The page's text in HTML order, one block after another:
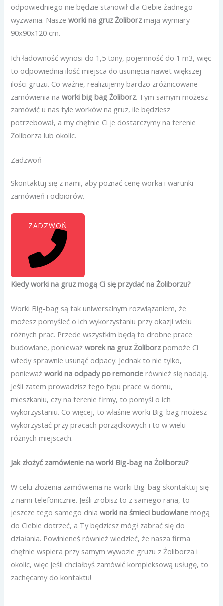
odpowiedniego nie będzie stanowił dla Ciebie żadnego
wyzwania. Naszeworki na gruz Żoliborzmają wymiary
90x90x120 cm.
Ich ładowność wynosi do 1,5 tony, pojemność do 1 m3, więc
to odpowiednia ilość miejsca do usunięcia nawet większej
ilości gruzu. Co ważne, realizujemy bardzo zróżnicowane
zamówienia naworki big bag Żoliborz. Tym samym możesz
zamówić u nas tyle worków na gruz, ile będziesz
potrzebował, a my chętnie Ci je dostarczymy na terenie
Żoliborza lub okolic.
Zadzwoń
Skontaktuj się z nami, aby poznać cenę worka i warunki
zamówień i odbiorów.
ZADZWOŃ
Kiedy worki na gruz mogą Ci się przydać na Żoliborzu?
Worki Big-bag są tak uniwersalnym rozwiązaniem, że
możesz pomyśleć o ich wykorzystaniu przy okazji wielu
różnych prac. Przede wszystkim będą to drobne prace
budowlane, ponieważworek na gruz Żoliborzpomoże Ci
wtedy sprawnie usunąć odpady. Jednak to nie tylko,
ponieważworki na odpady po remoncierównież się nadają.
Jeśli zatem prowadzisz tego typu prace w domu,
mieszkaniu, czy na terenie firmy, to pomyśl o ich
wykorzystaniu. Co więcej, to właśnie worki Big-bag możesz
wykorzystać przy pracach porządkowych i to w wielu
różnych miejscach.
Jak złożyć zamówienie na worki Big-bag na Żoliborzu?
W celu złożenia zamówienia na worki Big-bag skontaktuj się
z nami telefonicznie. Jeśli zrobisz to z samego rana, to
jeszcze tego samego dniaworki na śmieci budowlanemogą
do Ciebie dotrzeć, a Ty będziesz mógł zabrać się do
działania. Powinieneś również wiedzieć, że nasza firma
chętnie wspiera przy samym wywozie gruzu z Żoliborza i
okolic, więc jeśli chciałbyś zamówić kompleksową usługę, to
zachęcamy do kontaktu!